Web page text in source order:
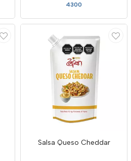
4300
Salsa Queso Cheddar